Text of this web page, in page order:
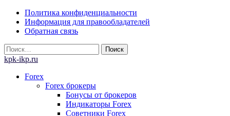
Skip
content
Политика конфиденциальности
Информация для правообладателей
Обратная связь
Найти:
kpk-ikp.ru
Forex
Forex брокеры
Бонусы от брокеров
Индикаторы Forex
Советники Forex